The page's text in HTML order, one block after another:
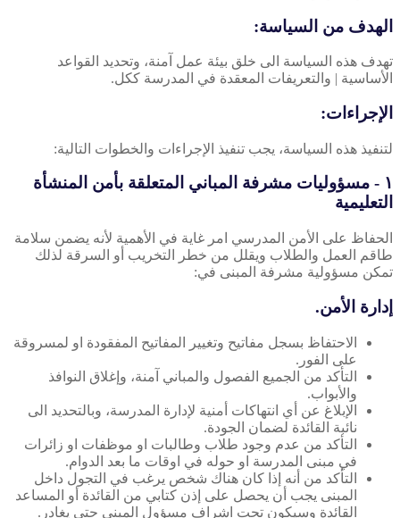
الهدف من السياسة:
تهدف هذه السياسة الى خلق بيئة عمل آمنة، وتحديد القواعد
الأساسية | والتعريفات المعقدة في المدرسة ككل.
الإجراءات:
لتنفيذ هذه السياسة، يجب تنفيذ الإجراءات والخطوات التالية:
١ - مسؤوليات مشرفة المباني المتعلقة بأمن المنشأة
التعليمية
الحفاظ على الأمن المدرسي امر غاية في الأهمية لأنه يضمن سلامة
طاقم العمل والطلاب ويقلل من خطر التخريب أو السرقة لذلك
تمكن مسؤولية مشرفة المبنى في:
إدارة الأمن.
الاحتفاظ بسجل مفاتيح وتغيير المفاتيح المفقودة او لمسروقة
على الفور.
التأكد من الجميع الفصول والمباني آمنة، وإغلاق النوافذ
والأبواب.
الإبلاغ عن أي انتهاكات أمنية لإدارة المدرسة، وبالتحديد الى
نائبة القائدة لضمان الجودة.
التأكد من عدم وجود طلاب وطالبات او موظفات او زائرات
في مبنى المدرسة او حوله في اوقات ما بعد الدوام.
التأكد من أنه إذا كان هناك شخص يرغب في التجول داخل
المبنى يجب أن يحصل على إذن كتابي من القائدة أو المساعد
القائدة وسيكون تحت اشراف مسؤول المبنى حتى يغادر.